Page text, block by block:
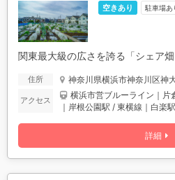
詳細
空きあり 駐車場あ
関東最大級の広さを誇る「シェア畑
住所 神奈川県横浜市神奈川区神
アクセス 横浜市営ブルーライン｜片
｜岸根公園駅 / 東横線｜白楽駅